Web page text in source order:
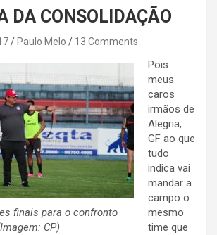
DA CONSOLIDAÇÃO
Paulo Melo 13 Comments
finais para o confronto
CP)
Pois
meus
caros
irmãos de
Alegria,
GF ao que
tudo
indica vai
mandar a
campo o
mesmo
time que